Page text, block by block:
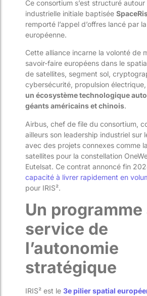
Ce consortium s’est structuré
industrielle initiale baptisée
remporté l’appel d’offres lancé par
européenne.
Cette alliance incarne la volonté de
savoir-faire européens dans le
de satellites, segment sol,
cybersécurité, propulsion
un écosystème technologique
géants américains et chinois.
Airbus, chef de file du consortium,
ailleurs son leadership industriel sur
avec des projets connexes comme
satellites pour la constellation
Eutelsat. Ce contrat annoncé fin
capacité à livrer rapidement en
pour IRIS².
Un programme
service de
l’autonomie
stratégique
IRIS² est le 3e pilier spatial